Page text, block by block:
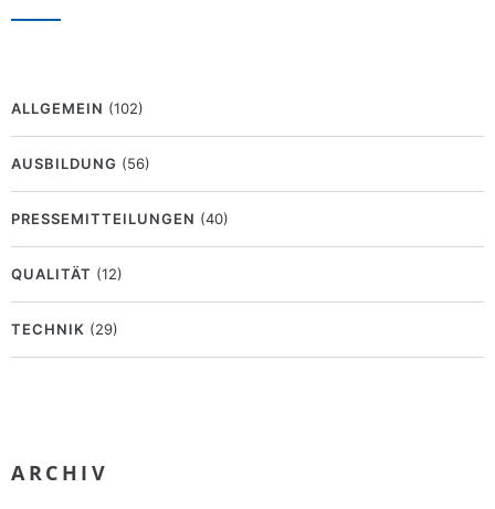
ALLGEMEIN (102)
AUSBILDUNG (56)
PRESSEMITTEILUNGEN (40)
QUALITÄT (12)
TECHNIK (29)
ARCHIV